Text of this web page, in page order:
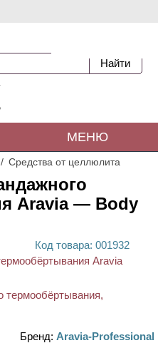
МЕНЮ
Средства от целлюлита
Aravia — Body
Код товара: 001932
Бренд: Aravia-Professional